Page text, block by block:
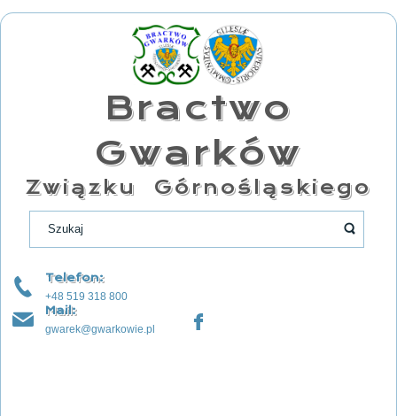
Bractwo
Gwarków
Związku Górnośląskiego
Telefon:
+48 519 318 800
Mail:
gwarek@gwarkowie.pl